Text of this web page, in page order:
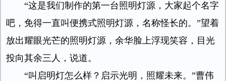
“这是我们制作的第一台照明灯源，大家起个名字
吧，免得一直叫便携式照明灯源，名称怪长的。”望着
放出耀眼光芒的照明灯源，余华脸上浮现笑容，目光
投向其余三人，说道。
“叫启明灯怎么样？启示光明，照耀未来。”曹伟